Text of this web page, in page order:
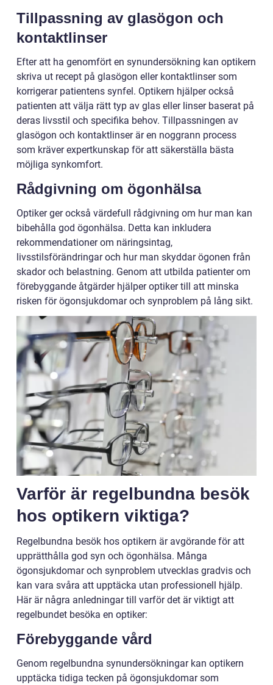
Tillpassning av glasögon och
kontaktlinser
Efter att ha genomfört en synundersökning kan optikern
skriva ut recept på glasögon eller kontaktlinser som
korrigerar patientens synfel. Optikern hjälper också
patienten att välja rätt typ av glas eller linser baserat på
deras livsstil och specifika behov. Tillpassningen av
glasögon och kontaktlinser är en noggrann process
som kräver expertkunskap för att säkerställa bästa
möjliga synkomfort.
Rådgivning om ögonhälsa
Optiker ger också värdefull rådgivning om hur man kan
bibehålla god ögonhälsa. Detta kan inkludera
rekommendationer om näringsintag,
livsstilsförändringar och hur man skyddar ögonen från
skador och belastning. Genom att utbilda patienter om
förebyggande åtgärder hjälper optiker till att minska
risken för ögonsjukdomar och synproblem på lång sikt.
Varför är regelbundna besök
hos optikern viktiga?
Regelbundna besök hos optikern är avgörande för att
upprätthålla god syn och ögonhälsa. Många
ögonsjukdomar och synproblem utvecklas gradvis och
kan vara svåra att upptäcka utan professionell hjälp.
Här är några anledningar till varför det är viktigt att
regelbundet besöka en optiker:
Förebyggande vård
Genom regelbundna synundersökningar kan optikern
upptäcka tidiga tecken på ögonsjukdomar som